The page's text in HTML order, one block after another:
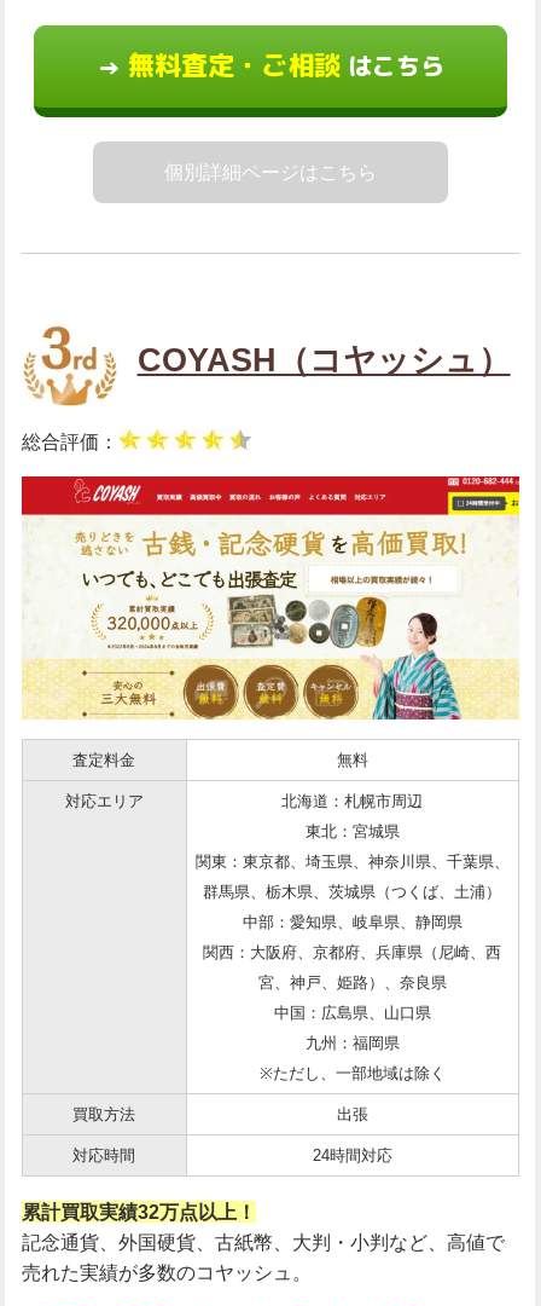
→ 無料査定・ご相談はこちら
個別詳細ページはこちら
COYASH（コヤッシュ）
総合評価：
査定料金 無料
対応エリア
北海道：札幌市周辺
東北：宮城県
関東：東京都、埼玉県、神奈川県、千葉県、
群馬県、栃木県、茨城県（つくば、土浦）
中部：愛知県、岐阜県、静岡県
関西：大阪府、京都府、兵庫県（尼崎、西
宮、神戸、姫路）、奈良県
中国：広島県、山口県
九州：福岡県
※ただし、一部地域は除く
買取方法 出張
対応時間 24時間対応
累計買取実績32万点以上！
記念通貨、外国硬貨、古紙幣、大判・小判など、高値で
売れた実績が多数のコヤッシュ。